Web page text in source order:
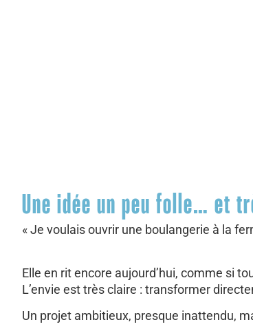
Une idée un peu folle… et
« Je voulais ouvrir une boulangerie à la
Elle en rit encore aujourd’hui, comme si
L’envie est très claire : transformer
Un projet ambitieux, presque inattendu,